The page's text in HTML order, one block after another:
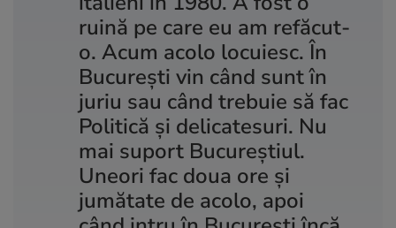
ruină pe care eu am refăcut-
o. Acum acolo locuiesc. În
București vin când sunt în
juriu sau când trebuie să fac
Politică și delicatesuri. Nu
mai suport Bucureștiul.
Uneori fac doua ore și
jumătate de acolo, apoi